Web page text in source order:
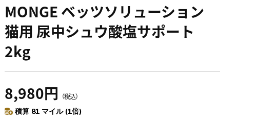
MONGE ベッツソリューション
猫用 尿中シュウ酸塩サポート
2kg
8,980円 （税込）
積算 81 マイル (1倍)